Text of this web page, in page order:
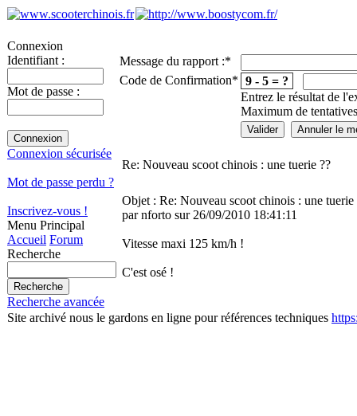
Connexion
Identifiant :
Mot de passe :
Connexion sécurisée
Mot de passe perdu ?
Inscrivez-vous !
Menu Principal
Accueil Forum
Recherche
Recherche avancée
Message du rapport :*
Code de Confirmation* 9 - 5 = ?
Entrez le résultat de
Maximum de
Re: Nouveau scoot chinois : une tuerie ??
Objet : Re: Nouveau scoot chinois : une tuerie
par nforto sur 26/09/2010 18:41:11
Vitesse maxi 125 km/h !
C'est osé !
Site archivé nous le gardons en ligne pour références techniques